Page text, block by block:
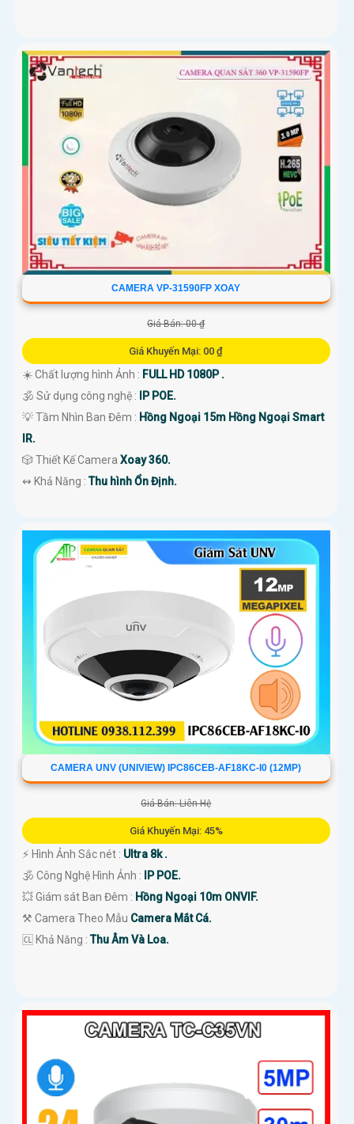
CAMERA VP-31590FP XOAY
Giá Bán: 00 ₫
Giá Khuyến Mại: 00 ₫
☀️ Chất lượng hình Ảnh : FULL HD 1080P .
🕉️ Sử dụng công nghệ :
IP POE.
💡 Tầm Nhìn Ban Đêm : Hồng Ngoại 15m Hồng Ngoại Smart
IR.
🎲 Thiết Kế Camera Xoay 360.
️↭ Khả Năng :Thu hình Ổn Định.
CAMERA UNV (UNIVIEW) IPC86CEB-AF18KC-I0 (12MP)
Giá Bán: Liên Hệ
Giá Khuyến Mại: 45%
️⚡ Hình Ảnh Sắc nét : Ultra 8k .
🕉️ Công Nghệ Hình Ảnh :
IP POE.
💥 Giám sát Ban Đêm : Hồng Ngoại 10m ONVIF.
⚒ Camera Theo Mẫu Camera Mắt Cá.
️🆑 Khả Năng :Thu Âm Và Loa.